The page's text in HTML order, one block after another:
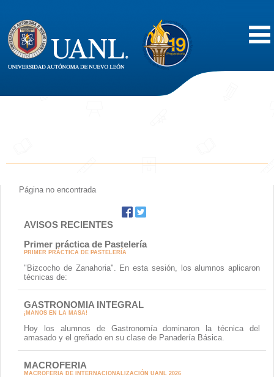
Vida Estudiantil
Difusión
Página no encontrada
AVISOS RECIENTES
Primer práctica de Pastelería
PRIMER PRÁCTICA DE PASTELERÍA
"Bizcocho de Zanahoria". En esta sesión, los alumnos aplicaron
técnicas de:
GASTRONOMIA INTEGRAL
¡MANOS EN LA MASA!
Hoy los alumnos de Gastronomía dominaron la técnica del
amasado y el greñado en su clase de Panadería Básica.
MACROFERIA
MACROFERIA DE INTERNACIONALIZACIÓN UANL 2026